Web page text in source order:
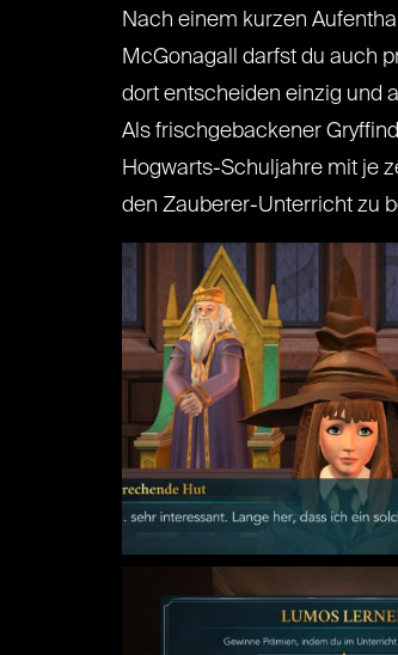
Nach einem kurzen
McGonagall darfst du auch
dort entscheiden einzig und
Als frischgebackener
Hogwarts-Schuljahre mit je
den Zauberer-Unterricht zu